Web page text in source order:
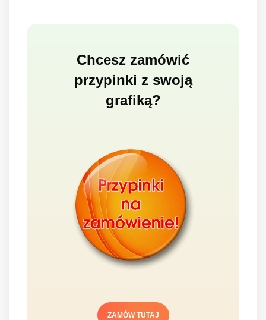
Chcesz zamówić
przypinki z swoją
grafiką?
ZAMÓW TUTAJ